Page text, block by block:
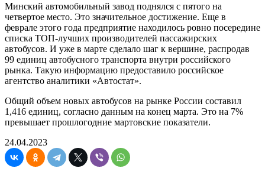
Минский автомобильный завод поднялся с пятого на
четвертое место. Это значительное достижение. Еще в
феврале этого года предприятие находилось ровно посередине
списка ТОП-лучших производителей пассажирских
автобусов. И уже в марте сделало шаг к вершине, распродав
99 единиц автобусного транспорта внутри российского
рынка. Такую информацию предоставило российское
агентство аналитики «Автостат».
Общий объем новых автобусов на рынке России составил
1,416 единиц, согласно данным на конец марта. Это на 7%
превышает прошлогодние мартовские показатели.
24.04.2023